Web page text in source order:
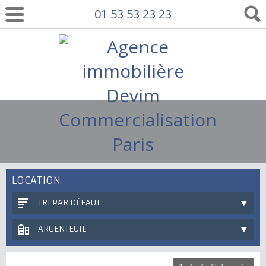
01 53 53 23 23
LOCATION
TRI PAR DÉFAUT
ARGENTEUIL